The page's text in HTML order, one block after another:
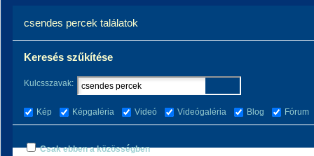
csendes percek találatok
Keresés szűkítése
Kulcsszavak:
Kép Képgaléria Videó Videógaléria Blog Fórum
Csak ebben a közösségben